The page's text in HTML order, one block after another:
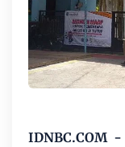
IDNBC.COM -